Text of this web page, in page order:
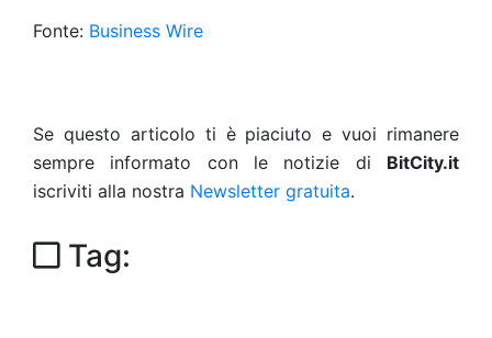
Fonte: Business Wire
Se questo articolo ti è piaciuto e vuoi rimanere
sempre informato con le notizie di BitCity.it
iscriviti alla nostra Newsletter gratuita.
Tag: